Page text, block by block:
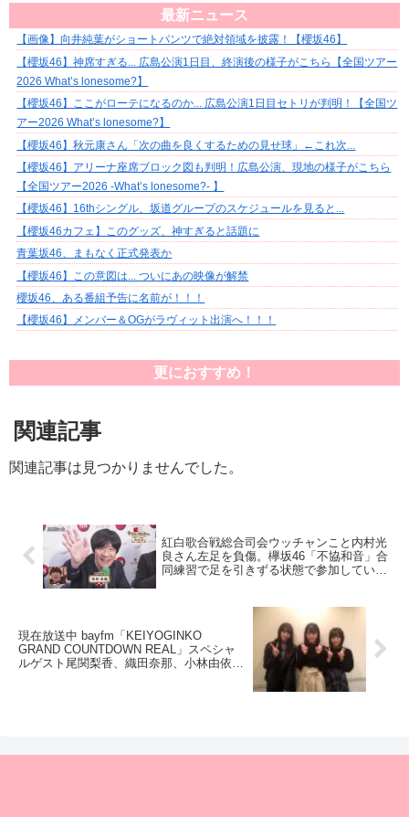
最新ニュース
【画像】向井純葉がショートパンツで絶対領域を披露！【櫻坂46】
【櫻坂46】神席すぎる... 広島公演1日目、終演後の様子がこちら【全国ツアー
2026 What’s lonesome?】
【櫻坂46】ここがローテになるのか... 広島公演1日目セトリが判明！【全国ツ
アー2026 What’s lonesome?】
【櫻坂46】秋元康さん「次の曲を良くするための見せ球」←これ次...
【櫻坂46】アリーナ座席ブロック図も判明！広島公演、現地の様子がこちら
【全国ツアー2026 -What’s lonesome?- 】
【櫻坂46】16thシングル、坂道グループのスケジュールを見ると...
【櫻坂46カフェ】このグッズ、神すぎると話題に
青葉坂46、まもなく正式発表か
【櫻坂46】この意図は... ついにあの映像が解禁
櫻坂46、ある番組予告に名前が！！！
【櫻坂46】メンバー＆OGがラヴィット出演へ！！！
更におすすめ！
関連記事
関連記事は見つかりませんでした。
紅白歌合戦総合司会ウッチャンこと内村光
良さん左足を負傷。欅坂46「不協和音」合
同練習で足を引きずる状態で参加していた
現在放送中 bayfm「KEIYOGINKO
GRAND COUNTDOWN REAL」スペシャ
ルゲスト尾関梨香、織田奈那、小林由依は